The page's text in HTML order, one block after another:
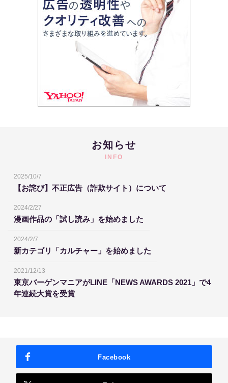
お知らせ
INFO
2025/10/7
【お詫び】不正広告（詐欺サイト）について
2024/2/27
漫画作品の「試し読み」を始めました
2024/2/7
新カテゴリ「カルチャー」を始めました
2021/12/13
東京バーゲンマニアがLINE「NEWS AWARDS 2021」で4
年連続大賞を受賞
Facebook